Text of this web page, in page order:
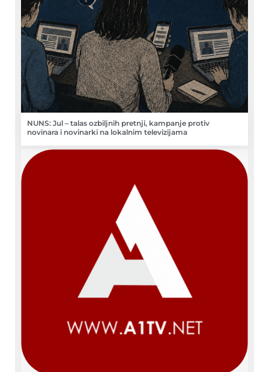
NUNS: Jul – talas ozbiljnih pretnji, kampanje protiv
novinara i novinarki na lokalnim televizijama